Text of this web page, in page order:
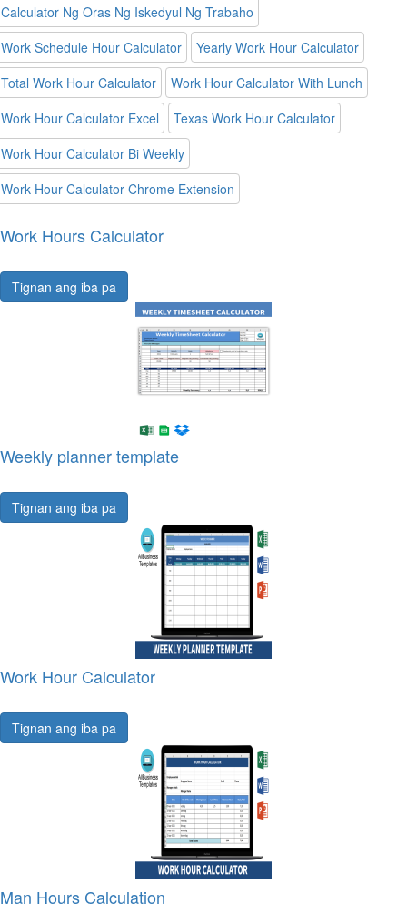
Calculator Ng Oras Ng Iskedyul Ng Trabaho
Work Schedule Hour Calculator
Yearly Work Hour Calculator
Total Work Hour Calculator
Work Hour Calculator With Lunch
Work Hour Calculator Excel
Texas Work Hour Calculator
Work Hour Calculator Bi Weekly
Work Hour Calculator Chrome Extension
Work Hours Calculator
Tignan ang iba pa
Weekly planner template
Tignan ang iba pa
Work Hour Calculator
Tignan ang iba pa
Man Hours Calculation